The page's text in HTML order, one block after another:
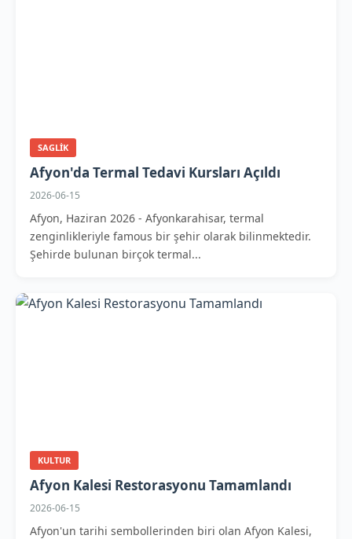
SAGLIK
Afyon'da Termal Tedavi Kursları Açıldı
2026-06-15
Afyon, Haziran 2026 - Afyonkarahisar, termal
zenginlikleriyle famous bir şehir olarak bilinmektedir.
Şehirde bulunan birçok termal...
KULTUR
Afyon Kalesi Restorasyonu Tamamlandı
2026-06-15
Afyon'un tarihi sembollerinden biri olan Afyon Kalesi,